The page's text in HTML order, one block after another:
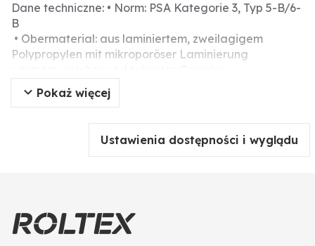
Dane techniczne: • Norm: PSA Kategorie 3, Typ 5-B/6-
B
• Obermaterial: aus laminiertem, zweilagigem
Polypropylen mit mikroporöser Laminierung
• partikeldicht gem. EN 13982-1 (Typ 5)
• begrenzt spritzdicht gem. EN 13034 (Typ 6)
• blut- und virendicht gem. EN 14126
• Arm-, Bein-, Taillengummi
• 1-Wege-Reißverschluss mit Abdeckung
Pokaż więcej
Ustawienia dostępności i wyglądu